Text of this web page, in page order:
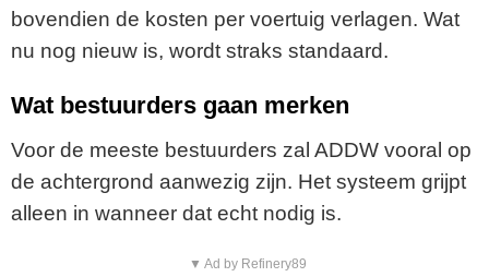
bovendien de kosten per voertuig verlagen. Wat
nu nog nieuw is, wordt straks standaard.
Wat bestuurders gaan merken
Voor de meeste bestuurders zal ADDW vooral op
de achtergrond aanwezig zijn. Het systeem grijpt
alleen in wanneer dat echt nodig is.
▼ Ad by Refinery89